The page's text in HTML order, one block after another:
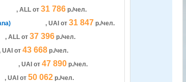
, ALL от 31 786 р./чел.
, UAI от 31 847 р./чел.
, ALL от 37 396 р./чел.
UAI от 43 668 р./чел.
, UAI от 47 890 р./чел.
, UAI от 50 062 р./чел.